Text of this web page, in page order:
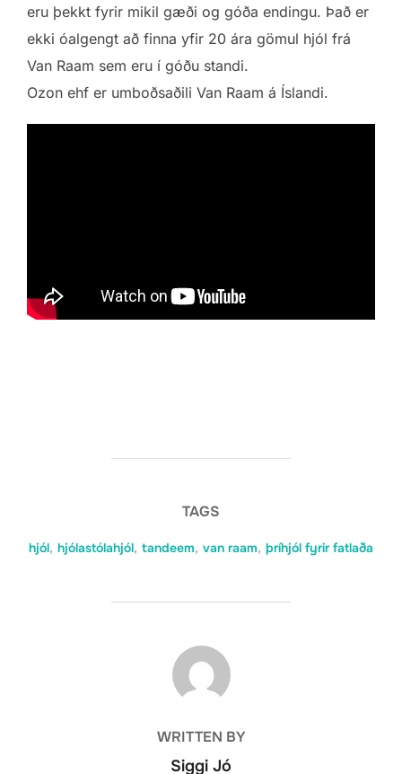
eru þekkt fyrir mikil gæði og góða endingu. Það er
ekki óalgengt að finna yfir 20 ára gömul hjól frá
Van Raam sem eru í góðu standi.
Ozon ehf er umboðsaðili Van Raam á Íslandi.
TAGS
hjól, hjólastólahjól, tandeem, van raam, þríhjól fyrir fatlaða
POST AUTHOR
WRITTEN BY
Siggi Jó